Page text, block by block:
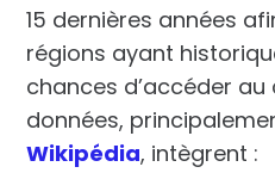
15 dernières années
régions ayant
chances d’accéder
données,
Wikipédia, intègrent :